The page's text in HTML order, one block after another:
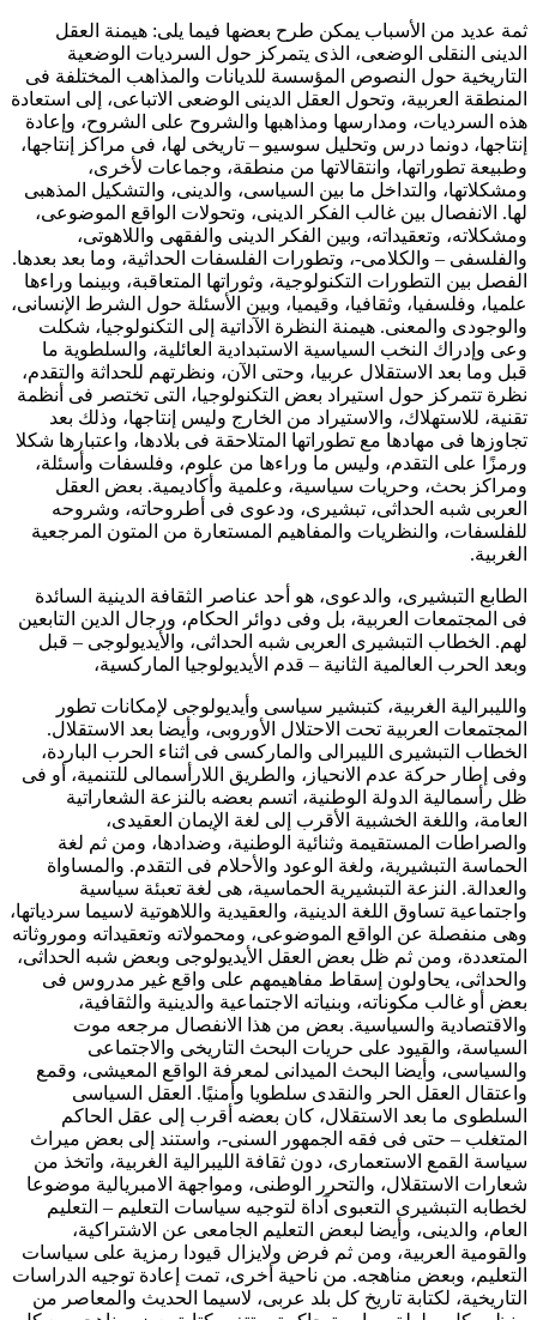
ثمة عديد من الأسباب يمكن طرح بعضها فيما يلى: هيمنة العقل
الدينى النقلى الوضعى، الذى يتمركز حول السرديات الوضعية
التاريخية حول النصوص المؤسسة للديانات والمذاهب المختلفة فى
المنطقة العربية، وتحول العقل الدينى الوضعى الاتباعى، إلى استعادة
هذه السرديات، ومدارسها ومذاهبها والشروح على الشروح، وإعادة
إنتاجها، دونما درس وتحليل سوسيو – تاريخى لها، فى مراكز إنتاجها،
وطبيعة تطوراتها، وانتقالاتها من منطقة، وجماعات لأخرى،
ومشكلاتها، والتداخل ما بين السياسى، والدينى، والتشكيل المذهبى
لها. الانفصال بين غالب الفكر الدينى، وتحولات الواقع الموضوعى،
ومشكلاته، وتعقيداته، وبين الفكر الدينى والفقهى واللاهوتى،
والفلسفى – والكلامى-، وتطورات الفلسفات الحداثية، وما بعد بعدها.
الفصل بين التطورات التكنولوجية، وثوراتها المتعاقبة، وبينما وراءها
علميا، وفلسفيا، وثقافيا، وقيميا، وبين الأسئلة حول الشرط الإنسانى،
والوجودى والمعنى. هيمنة النظرة الآداتية إلى التكنولوجيا، شكلت
وعى وإدراك النخب السياسية الاستبدادية العائلية، والسلطوية ما
قبل وما بعد الاستقلال عربيا، وحتى الآن، ونظرتهم للحداثة والتقدم،
نظرة تتمركز حول استيراد بعض التكنولوجيا، التى تختصر فى أنظمة
تقنية، للاستهلاك، والاستيراد من الخارج وليس إنتاجها، وذلك بعد
تجاوزها فى مهادها مع تطوراتها المتلاحقة فى بلادها، واعتبارها شكلا
ورمزًا على التقدم، وليس ما وراءها من علوم، وفلسفات وأسئلة،
ومراكز بحث، وحريات سياسية، وعلمية وأكاديمية. بعض العقل
العربى شبه الحداثى، تبشيرى، ودعوى فى أطروحاته، وشروحه
للفلسفات، والنظريات والمفاهيم المستعارة من المتون المرجعية
الغربية.
الطابع التبشيرى، والدعوى، هو أحد عناصر الثقافة الدينية السائدة
فى المجتمعات العربية، بل وفى دوائر الحكام، ورجال الدين التابعين
لهم. الخطاب التبشيرى العربى شبه الحداثى، والأيديولوجى – قبل
وبعد الحرب العالمية الثانية – قدم الأيديولوجيا الماركسية،
والليبرالية الغربية، كتبشير سياسى وأيديولوجى لإمكانات تطور
المجتمعات العربية تحت الاحتلال الأوروبى، وأيضا بعد الاستقلال.
الخطاب التبشيرى الليبرالى والماركسى فى اثناء الحرب الباردة،
وفى إطار حركة عدم الانحياز، والطريق اللارأسمالى للتنمية، أو فى
ظل رأسمالية الدولة الوطنية، اتسم بعضه بالنزعة الشعاراتية
العامة، واللغة الخشبية الأقرب إلى لغة الإيمان العقيدى،
والصراطات المستقيمة وثنائية الوطنية، وضدادها، ومن ثم لغة
الحماسة التبشيرية، ولغة الوعود والأحلام فى التقدم. والمساواة
والعدالة. النزعة التبشيرية الحماسية، هى لغة تعبئة سياسية
واجتماعية تساوق اللغة الدينية، والعقيدية واللاهوتية لاسيما سردياتها،
وهى منفصلة عن الواقع الموضوعى، ومحمولاته وتعقيداته وموروثاته
المتعددة، ومن ثم ظل بعض العقل الأيديولوجى وبعض شبه الحداثى،
والحداثى، يحاولون إسقاط مفاهيمهم على واقع غير مدروس فى
بعض أو غالب مكوناته، وبنياته الاجتماعية والدينية والثقافية،
والاقتصادية والسياسية. بعض من هذا الانفصال مرجعه موت
السياسة، والقيود على حريات البحث التاريخى والاجتماعى
والسياسى، وأيضا البحث الميدانى لمعرفة الواقع المعيشى، وقمع
واعتقال العقل الحر والنقدى سلطويا وأمنيًا. العقل السياسى
السلطوى ما بعد الاستقلال، كان بعضه أقرب إلى عقل الحاكم
المتغلب – حتى فى فقه الجمهور السنى-، واستند إلى بعض ميراث
سياسة القمع الاستعمارى، دون ثقافة الليبرالية الغربية، واتخذ من
شعارات الاستقلال، والتحرر الوطنى، ومواجهة الامبريالية موضوعا
لخطابه التبشيرى التعبوى آداة لتوجيه سياسات التعليم – التعليم
العام، والدينى، وأيضا لبعض التعليم الجامعى عن الاشتراكية،
والقومية العربية، ومن ثم فرض ولايزال قيودا رمزية على سياسات
التعليم، وبعض مناهجه. من ناحية أخرى، تمت إعادة توجيه الدراسات
التاريخية، لكتابة تاريخ كل بلد عربى، لاسيما الحديث والمعاصر من